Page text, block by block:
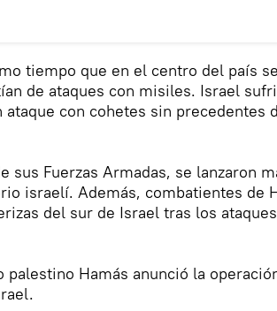
tiempo que en el centro del país se
de ataques con misiles. Israel
con cohetes sin precedentes
sus Fuerzas Armadas, se lanzaron
israelí. Además, combatientes de
del sur de Israel tras los ataques
Hamás anunció la